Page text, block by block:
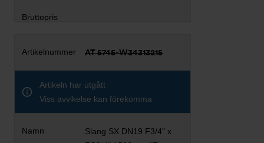
AT 5745-W34313215
Artikeln har utgått
Viss avvikelse kan förekomma
Slang SX DN19 F3/4" x